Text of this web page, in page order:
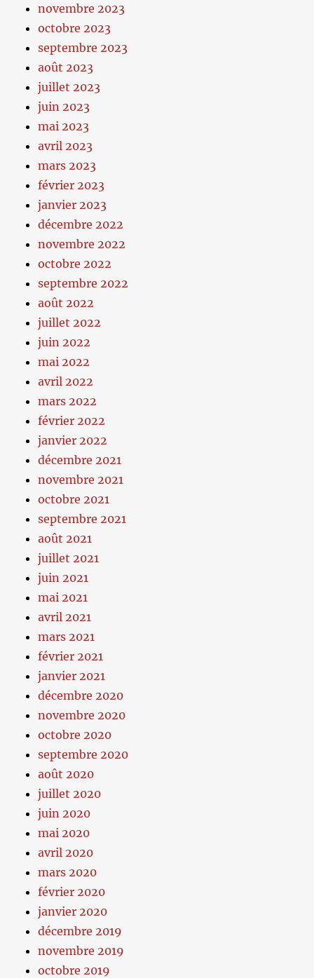
novembre 2023
octobre 2023
septembre 2023
août 2023
juillet 2023
juin 2023
mai 2023
avril 2023
mars 2023
février 2023
janvier 2023
décembre 2022
novembre 2022
octobre 2022
septembre 2022
août 2022
juillet 2022
juin 2022
mai 2022
avril 2022
mars 2022
février 2022
janvier 2022
décembre 2021
novembre 2021
octobre 2021
septembre 2021
août 2021
juillet 2021
juin 2021
mai 2021
avril 2021
mars 2021
février 2021
janvier 2021
décembre 2020
novembre 2020
octobre 2020
septembre 2020
août 2020
juillet 2020
juin 2020
mai 2020
avril 2020
mars 2020
février 2020
janvier 2020
décembre 2019
novembre 2019
octobre 2019